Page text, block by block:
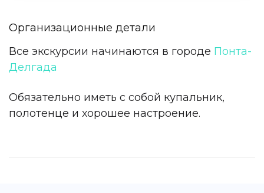
Организационные детали
Все экскурсии начинаются в городе Понта-
Делгада
Обязательно иметь с собой купальник,
полотенце и хорошее настроение.